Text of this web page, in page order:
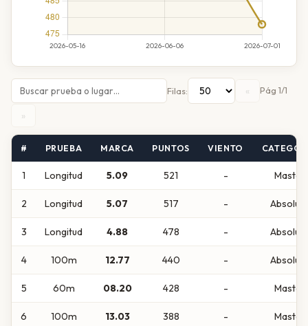
Filas: « Pág 1/1
»
# PRUEBA MARCA PUNTOS VIENTO
1 Longitud 5.09 521 - Master
2 Longitud 5.07 517 - Absoluta
3 Longitud 4.88 478 - Absoluta
4 100m 12.77 440 - Absoluta
5 60m 08.20 428 - Master
6 100m 13.03 388 - Master